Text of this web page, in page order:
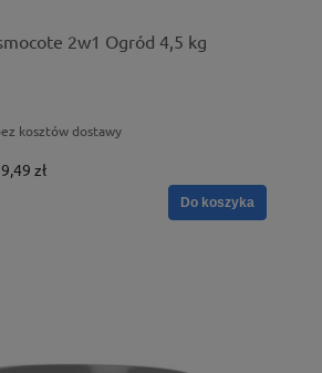
2w1 Ogród 4,5 kg
kosztów dostawy
zł
Do koszyka